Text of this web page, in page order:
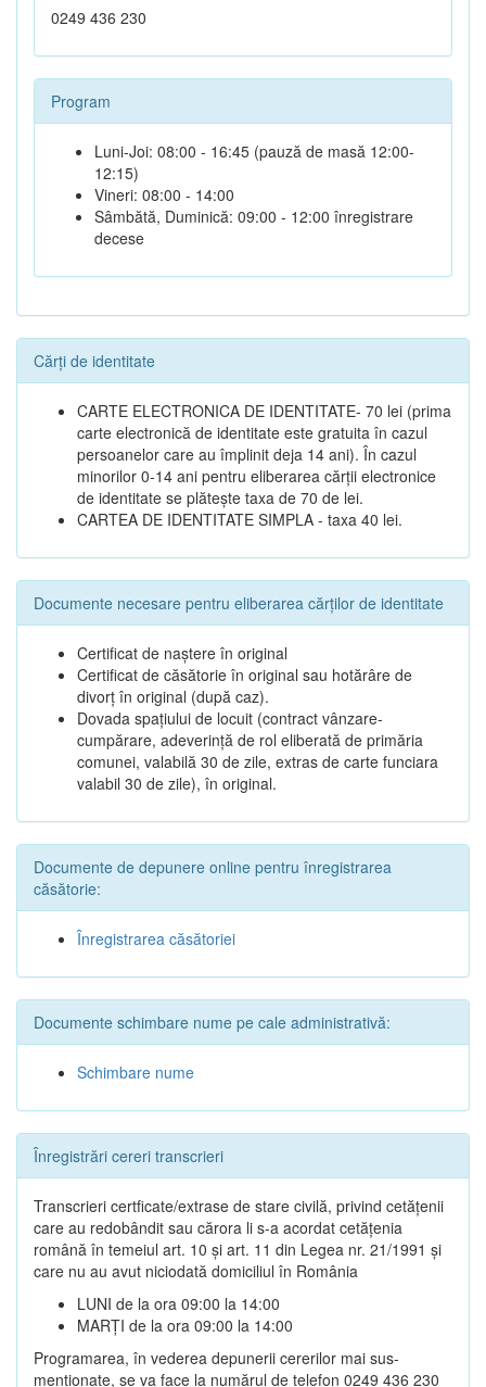
0249 436 230
Program
Luni-Joi: 08:00 - 16:45 (pauză de masă 12:00-
12:15)
Vineri: 08:00 - 14:00
Sâmbătă, Duminică: 09:00 - 12:00 înregistrare
decese
Cărți de identitate
CARTE ELECTRONICA DE IDENTITATE- 70 lei (prima
carte electronică de identitate este gratuita în cazul
persoanelor care au împlinit deja 14 ani). În cazul
minorilor 0-14 ani pentru eliberarea cărții electronice
de identitate se plătește taxa de 70 de lei.
CARTEA DE IDENTITATE SIMPLA - taxa 40 lei.
Documente necesare pentru eliberarea cărților de identitate
Certificat de naștere în original
Certificat de căsătorie în original sau hotărâre de
divorț în original (după caz).
Dovada spațiului de locuit (contract vânzare-
cumpărare, adeverință de rol eliberată de primăria
comunei, valabilă 30 de zile, extras de carte funciara
valabil 30 de zile), în original.
Documente de depunere online pentru înregistrarea
căsătorie:
Înregistrarea căsătoriei
Documente schimbare nume pe cale administrativă:
Schimbare nume
Înregistrări cereri transcrieri
Transcrieri certficate/extrase de stare civilă, privind cetățenii
care au redobândit sau cărora li s-a acordat cetățenia
română în temeiul art. 10 și art. 11 din Legea nr. 21/1991 și
care nu au avut niciodată domiciliul în România
LUNI de la ora 09:00 la 14:00
MARȚI de la ora 09:00 la 14:00
Programarea, în vederea depunerii cererilor mai sus-
menționate, se va face la numărul de telefon 0249 436 230